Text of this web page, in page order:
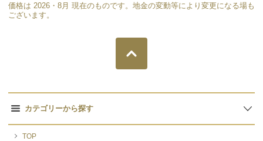
価格は 2026・8月 現在のものです。地金の変動等により変更になる場も
ございます。
カテゴリーから探す
TOP